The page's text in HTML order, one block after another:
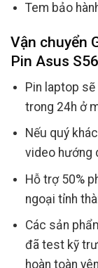
Tem bảo
Vận chuyển
Pin Asus S56
Pin laptop
trong 24h ở
Nếu quý
video hướng
Hỗ trợ 50%
ngoại tỉnh
Các sản
đã test kỹ
hoàn toàn